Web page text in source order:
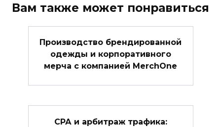
Вам также может понравиться
Производство брендированной
одежды и корпоративного
мерча с компанией MerchOne
СРА и арбитраж трафика: